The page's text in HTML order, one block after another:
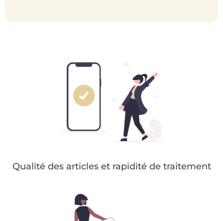
Qualité des articles et rapidité de traitement